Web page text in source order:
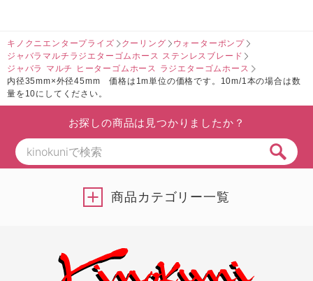
キノクニエンタープライズ クーリング
ウォーターポンプ
ジャバラマルチラジエターゴムホース ステンレスブレード
ジャバラ マルチ ヒーターゴムホース ラジエターゴムホース
内径35mm×外径45mm 価格は1m単位の価格です。10m/1本の場合は数
量を10にしてください。
お探しの商品は見つかりましたか？
商品カテゴリー一覧